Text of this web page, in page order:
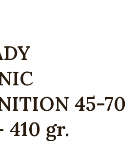
45-70
410 gr.